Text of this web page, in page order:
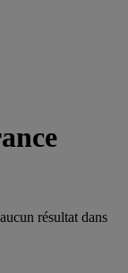
résultat dans